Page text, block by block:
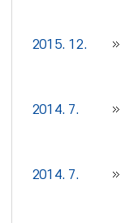
2015. 12.
2014. 7.
2014. 7.